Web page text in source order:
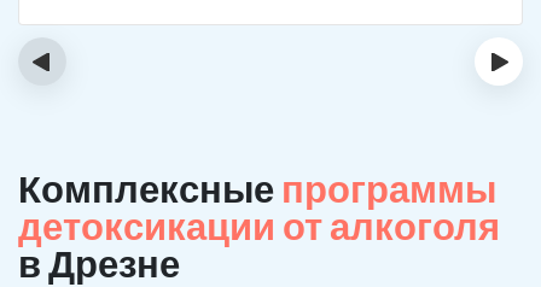
‹ ›
Комплексные программы
детоксикации от алкоголя
в Дрезне